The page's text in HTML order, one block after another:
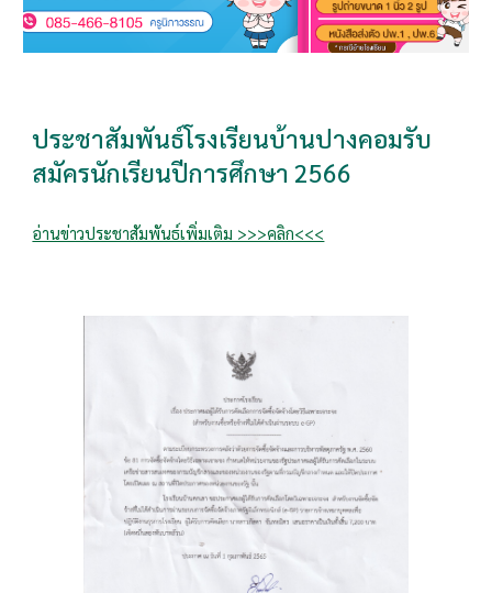
ประชาสัมพันธ์โรงเรียนบ้านปางคอมรับ
สมัครนักเรียนปีการศึกษา 2566
อ่านข่าวประชาสัมพันธ์เพิ่มเติม >>>คลิก<<<